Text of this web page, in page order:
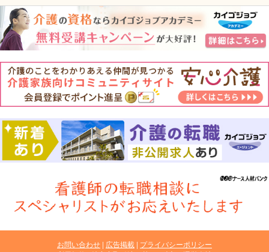
お問い合わせ 広告掲載 プライバシーポリシー